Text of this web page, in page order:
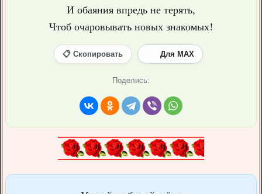
И обаяния впредь не терять,
Чтоб очаровывать новых знакомых!
📋 Скопировать Для MAX
Поделись: